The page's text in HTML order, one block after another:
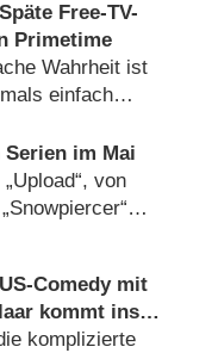
Free-TV-
Primetime
Wahrheit ist
einfach
im Mai
von
Comedy mit
kommt ins
komplizierte